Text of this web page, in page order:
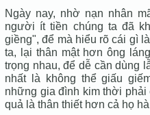
Ngày nay, nhờ nạn nhân
người ít tiền chúng ta đã
giềng", để mà hiểu rõ cái gì
ta, lại thân mật hơn ông
trọng nhau, để dễ cần dùng
nhất là không thể giấu
những gia đình kim thời
quả là thân thiết hơn cả họ